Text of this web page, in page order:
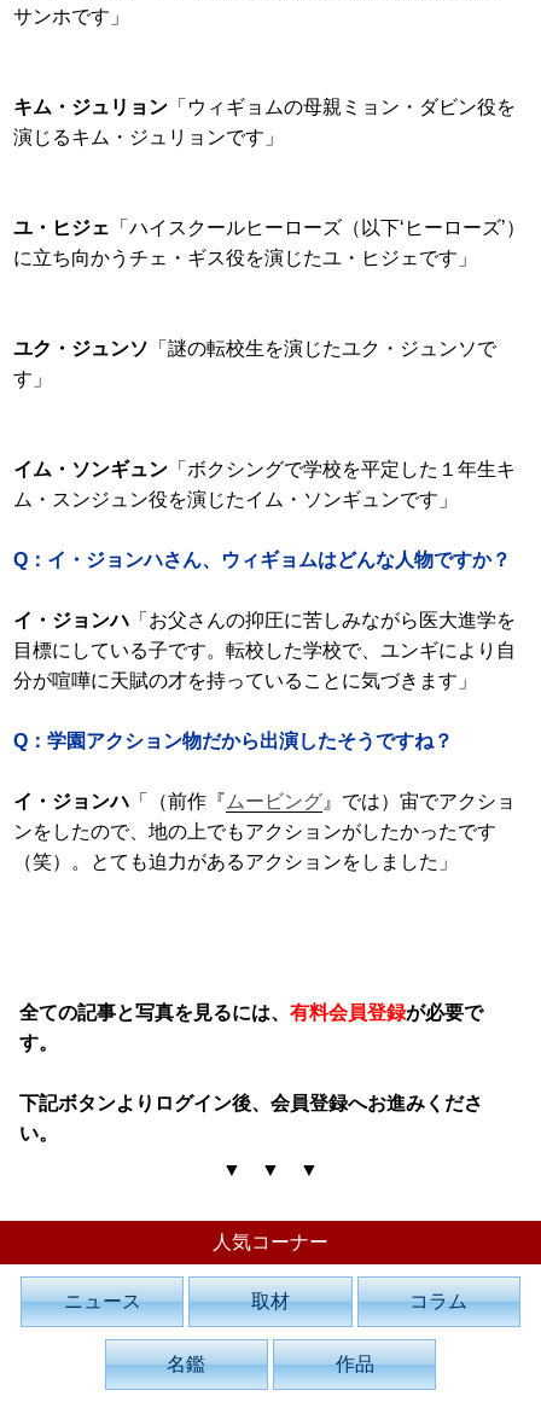
サンホです」
キム・ジュリョン 「ウィギョムの母親ミョン・ダビン役を
演じるキム・ジュリョンです」
ユ・ヒジェ 「ハイスクールヒーローズ（以下‘ヒーローズ’）
に立ち向かうチェ・ギス役を演じたユ・ヒジェです」
ユク・ジュンソ 「謎の転校生を演じたユク・ジュンソで
す」
イム・ソンギュン 「ボクシングで学校を平定した１年生キ
ム・スンジュン役を演じたイム・ソンギュンです」
Q：イ・ジョンハさん、ウィギョムはどんな人物ですか？
イ・ジョンハ 「お父さんの抑圧に苦しみながら医大進学を
目標にしている子です。転校した学校で、ユンギにより自
分が喧嘩に天賦の才を持っていることに気づきます」
Q：学園アクション物だから出演したそうですね？
イ・ジョンハ 「（前作『 ムービング 』では）宙でアクショ
ンをしたので、地の上でもアクションがしたかったです
（笑）。とても迫力があるアクションをしました」
全ての記事と写真を見るには、有料会員登録が必要で
す。
下記ボタンよりログイン後、会員登録へお進みくださ
い。
▼ ▼ ▼
人気コーナー
ニュース 取材 コラム
名鑑 作品